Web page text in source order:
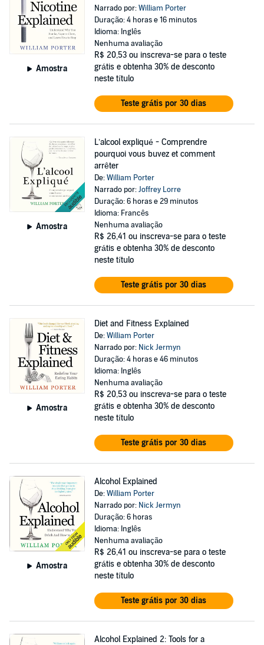
Amostra
Narrado por:William Porter
Duração: 4 horas e 16 minutos
Idioma: Inglês
Nenhuma avaliação
R$ 20,53 ou inscreva-se para o teste
grátis e obtenha 30% de desconto
neste título
Teste grátis por 30 dias
Amostra
L’alcool expliqué - Comprendre
pourquoi vous buvez et comment
arrêter
De:William Porter
Narrado por:Joffrey Lorre
Duração: 6 horas e 29 minutos
Idioma: Francês
Nenhuma avaliação
R$ 26,41 ou inscreva-se para o teste
grátis e obtenha 30% de desconto
neste título
Teste grátis por 30 dias
Amostra
Diet and Fitness Explained
De:William Porter
Narrado por: Nick Jermyn
Duração: 4 horas e 46 minutos
Idioma: Inglês
Nenhuma avaliação
R$ 20,53 ou inscreva-se para o teste
grátis e obtenha 30% de desconto
neste título
Teste grátis por 30 dias
Amostra
Alcohol Explained
De:William Porter
Narrado por: Nick Jermyn
Duração: 6 horas
Idioma: Inglês
Nenhuma avaliação
R$ 26,41 ou inscreva-se para o teste
grátis e obtenha 30% de desconto
neste título
Teste grátis por 30 dias
Alcohol Explained 2: Tools for a